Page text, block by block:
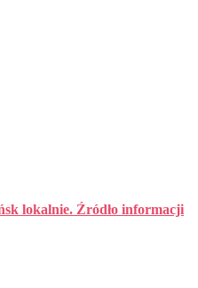
lokalnie. Źródło informacji